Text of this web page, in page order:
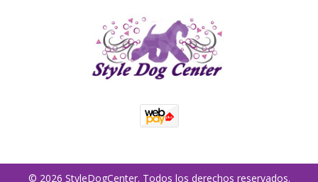
© 2026 StyleDogCenter. Todos los derechos reservados.